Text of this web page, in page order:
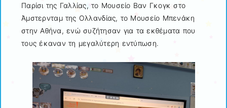
Παρίσι της Γαλλίας, το Μουσείο Βαν Γκογκ στο
Άμστερνταμ της Ολλανδίας, το Μουσείο Μπενάκη
στην Αθήνα, ενώ συζήτησαν για τα εκθέματα που
τους έκαναν τη μεγαλύτερη εντύπωση.